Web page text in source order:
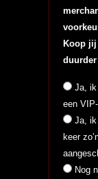
Koop jij
Ja, ik
een
Ja, ik
keer
Nog